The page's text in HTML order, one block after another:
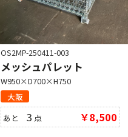
OS2MP-250411-003
メッシュパレット
W950×D700×H750
大阪
あと3 点 ￥8,500